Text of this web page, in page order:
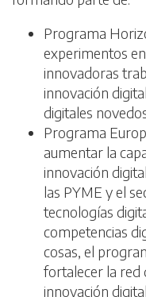
Programa
experimentos
innovadoras
innovación
digitales
Programa
aumentar la
innovación
las PYME y el
tecnologías
competencias
cosas, el
fortalecer la red
innovación